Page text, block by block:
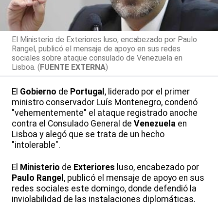
El Ministerio de Exteriores luso, encabezado por Paulo
Rangel, publicó el mensaje de apoyo en sus redes
sociales sobre ataque consulado de Venezuela en
Lisboa. (FUENTE EXTERNA)
El Gobierno de Portugal , liderado por el primer
ministro conservador Luís Montenegro, condenó
"vehementemente" el ataque registrado anoche
contra el Consulado General de Venezuela en
Lisboa y alegó que se trata de un hecho
"intolerable".
El Ministerio de Exteriores luso, encabezado por
Paulo Rangel , publicó el mensaje de apoyo en sus
redes sociales este domingo, donde defendió la
inviolabilidad de las instalaciones diplomáticas.